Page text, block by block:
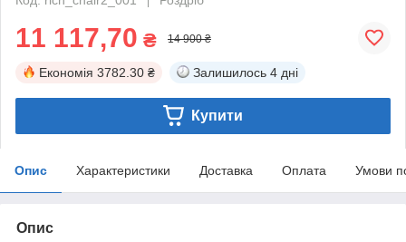
11 117,70 ₴ 14 900 ₴
Економія 3782.30 ₴ Залишилось 4 дні
Купити
Опис Характеристики Доставка Оплата Умови
Опис